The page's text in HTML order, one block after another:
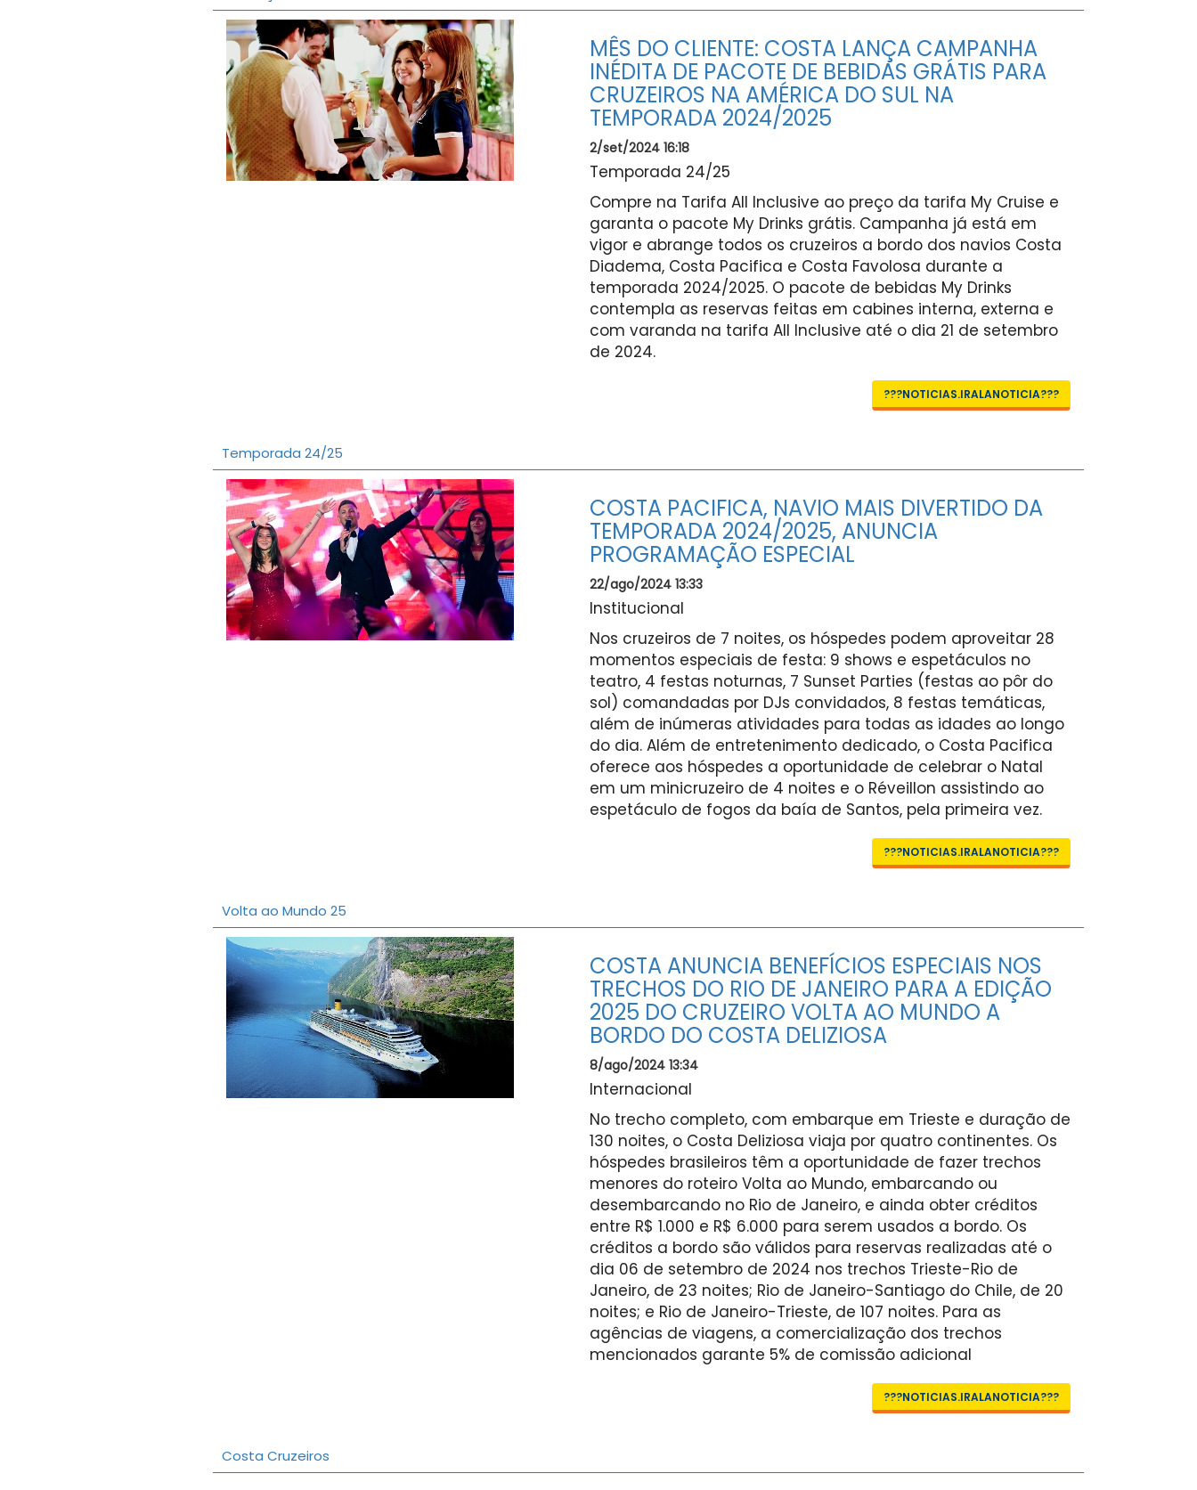
MÊS DO CLIENTE: COSTA LANÇA CAMPANHA
INÉDITA DE PACOTE DE BEBIDAS GRÁTIS PARA
CRUZEIROS NA AMÉRICA DO SUL NA
TEMPORADA 2024/2025
2/set/2024 16:18
Temporada 24/25
Compre na Tarifa All Inclusive ao preço da tarifa My Cruise e
garanta o pacote My Drinks grátis. Campanha já está em
vigor e abrange todos os cruzeiros a bordo dos navios Costa
Diadema, Costa Pacifica e Costa Favolosa durante a
temporada 2024/2025. O pacote de bebidas My Drinks
contempla as reservas feitas em cabines interna, externa e
com varanda na tarifa All Inclusive até o dia 21 de setembro
de 2024.
???NOTICIAS.IRALANOTICIA???
Temporada 24/25
COSTA PACIFICA, NAVIO MAIS DIVERTIDO DA
TEMPORADA 2024/2025, ANUNCIA
PROGRAMAÇÃO ESPECIAL
22/ago/2024 13:33
Institucional
Nos cruzeiros de 7 noites, os hóspedes podem aproveitar 28
momentos especiais de festa: 9 shows e espetáculos no
teatro, 4 festas noturnas, 7 Sunset Parties (festas ao pôr do
sol) comandadas por DJs convidados, 8 festas temáticas,
além de inúmeras atividades para todas as idades ao longo
do dia. Além de entretenimento dedicado, o Costa Pacifica
oferece aos hóspedes a oportunidade de celebrar o Natal
em um minicruzeiro de 4 noites e o Réveillon assistindo ao
espetáculo de fogos da baía de Santos, pela primeira vez.
???NOTICIAS.IRALANOTICIA???
Volta ao Mundo 25
COSTA ANUNCIA BENEFÍCIOS ESPECIAIS NOS
TRECHOS DO RIO DE JANEIRO PARA A EDIÇÃO
2025 DO CRUZEIRO VOLTA AO MUNDO A
BORDO DO COSTA DELIZIOSA
8/ago/2024 13:34
Internacional
No trecho completo, com embarque em Trieste e duração de
130 noites, o Costa Deliziosa viaja por quatro continentes. Os
hóspedes brasileiros têm a oportunidade de fazer trechos
menores do roteiro Volta ao Mundo, embarcando ou
desembarcando no Rio de Janeiro, e ainda obter créditos
entre R$ 1.000 e R$ 6.000 para serem usados a bordo. Os
créditos a bordo são válidos para reservas realizadas até o
dia 06 de setembro de 2024 nos trechos Trieste-Rio de
Janeiro, de 23 noites; Rio de Janeiro-Santiago do Chile, de 20
noites; e Rio de Janeiro-Trieste, de 107 noites. Para as
agências de viagens, a comercialização dos trechos
mencionados garante 5% de comissão adicional
???NOTICIAS.IRALANOTICIA???
Costa Cruzeiros